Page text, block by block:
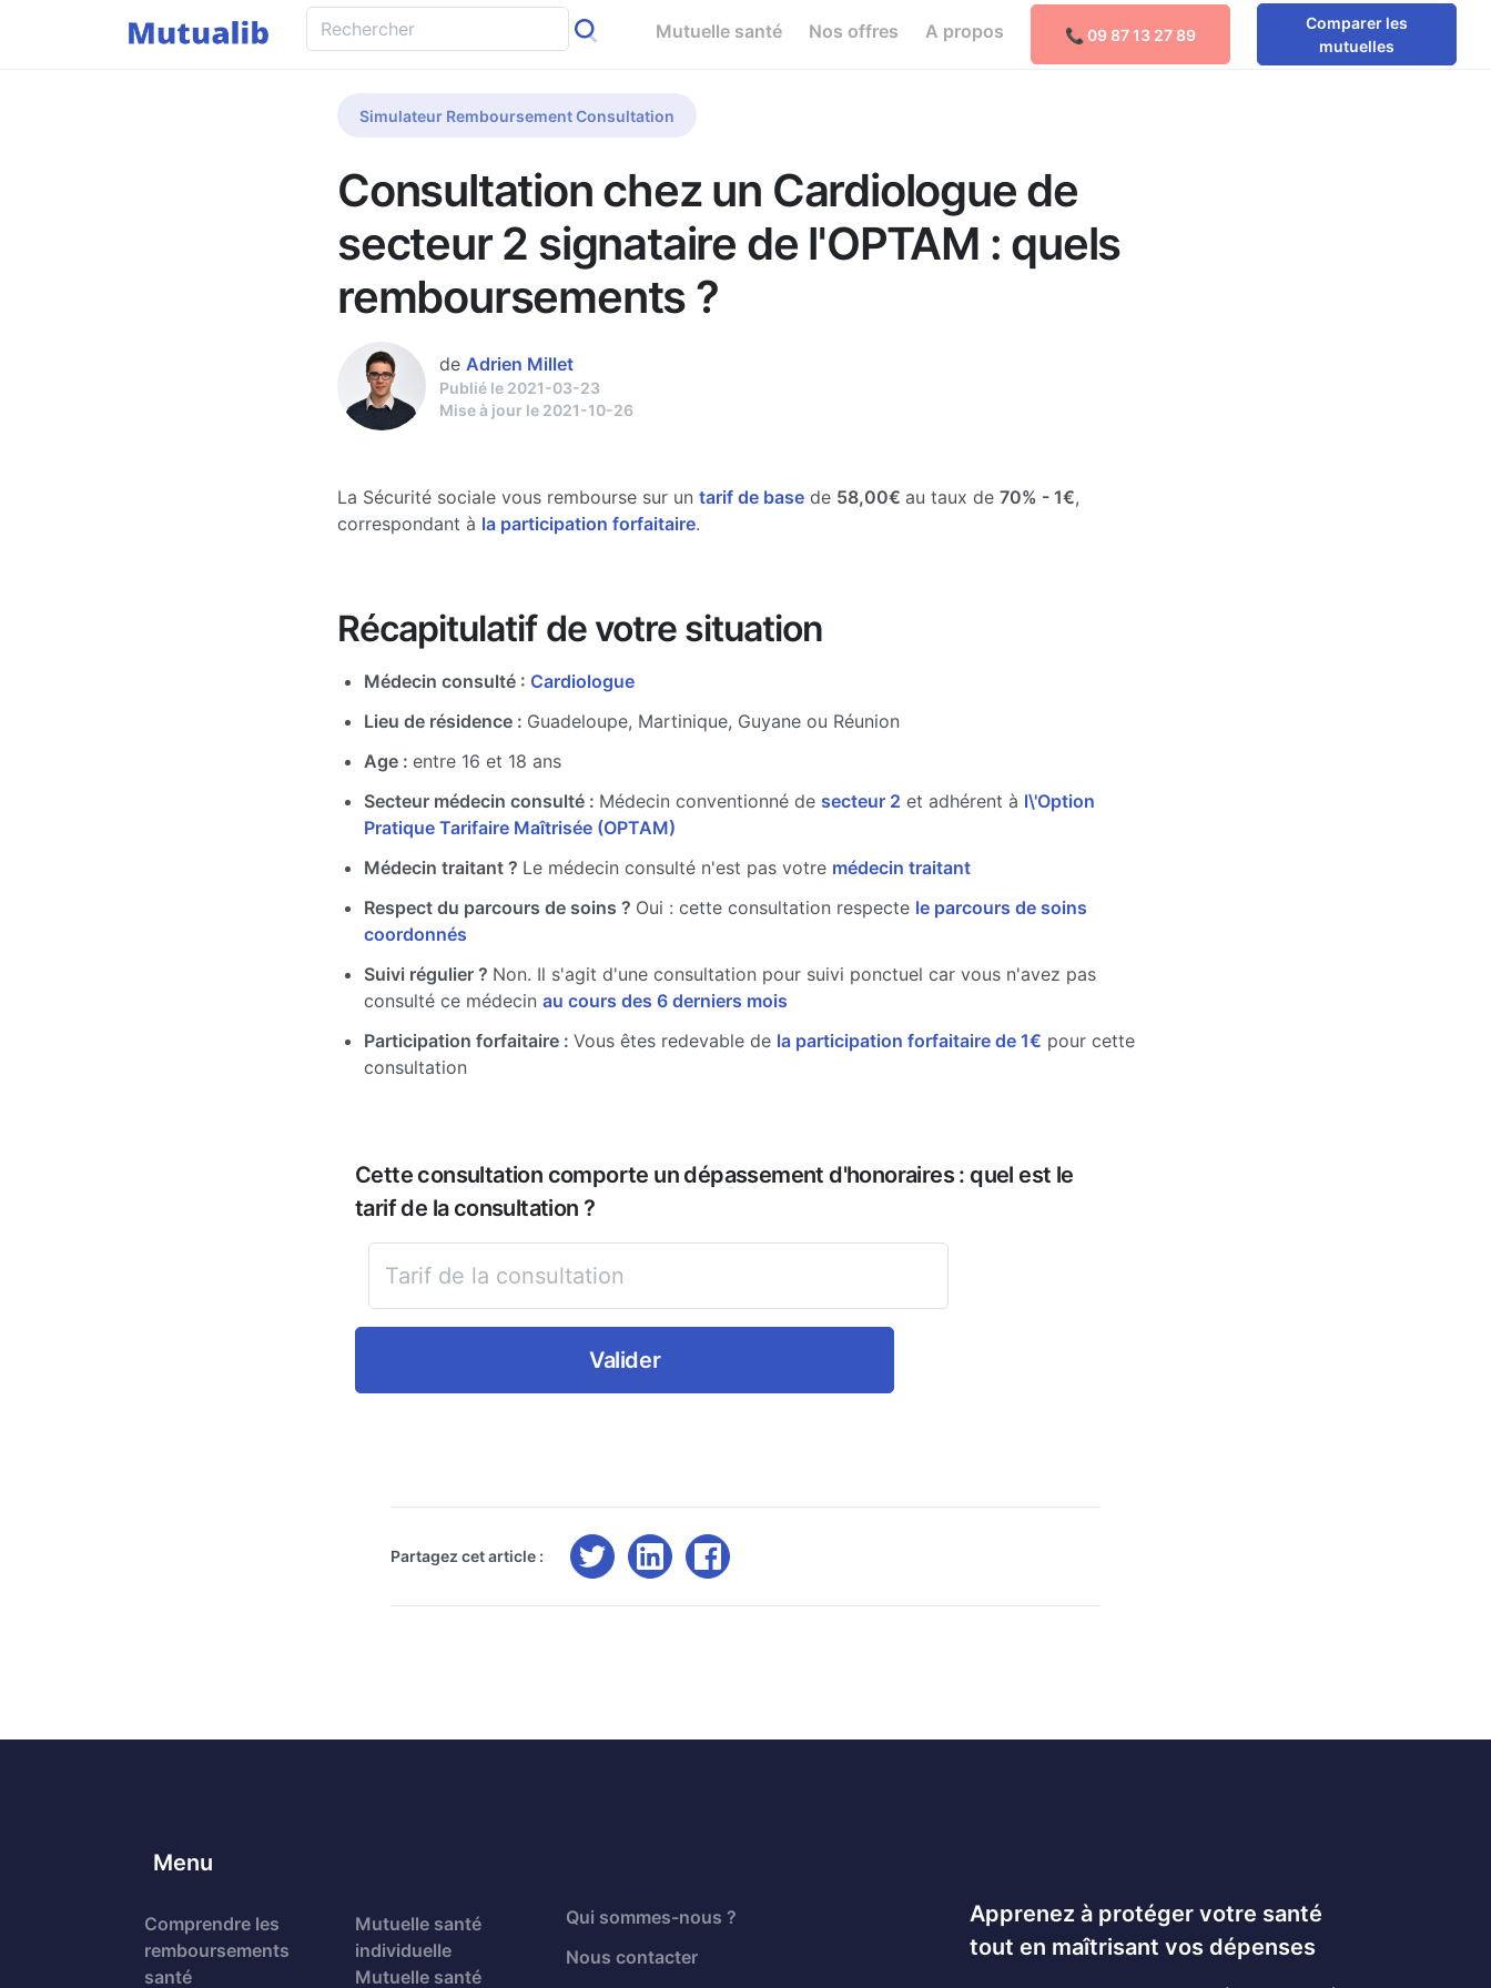
Mutuelle santé Nos offres A propos 📞 09 87 13 27 89
Comparer les
mutuelles
Simulateur Remboursement Consultation
Consultation chez un Cardiologue de
secteur 2 signataire de l'OPTAM : quels
remboursements ?
de Adrien Millet
Publié le 2021-03-23
Mise à jour le 2021-10-26
La Sécurité sociale vous rembourse sur un tarif de base de 58,00€ au taux de 70% - 1€,
correspondant à la participation forfaitaire.
Récapitulatif de votre situation
Médecin consulté : Cardiologue
Lieu de résidence : Guadeloupe, Martinique, Guyane ou Réunion
Age : entre 16 et 18 ans
Secteur médecin consulté : Médecin conventionné de secteur 2 et adhérent à l\'Option
Pratique Tarifaire Maîtrisée (OPTAM)
Médecin traitant ? Le médecin consulté n'est pas votre médecin traitant
Respect du parcours de soins ? Oui : cette consultation respecte le parcours de soins
coordonnés
Suivi régulier ? Non. Il s'agit d'une consultation pour suivi ponctuel car vous n'avez pas
consulté ce médecin au cours des 6 derniers mois
Participation forfaitaire : Vous êtes redevable de la participation forfaitaire de 1€ pour cette
consultation
Cette consultation comporte un dépassement d'honoraires : quel est le
tarif de la consultation ?
Valider
Partagez cet article :
Menu
Comprendre les
remboursements
santé
Mutuelle santé
individuelle
Mutuelle santé
Qui sommes-nous ?
Nous contacter
Apprenez à protéger votre santé
tout en maîtrisant vos dépenses